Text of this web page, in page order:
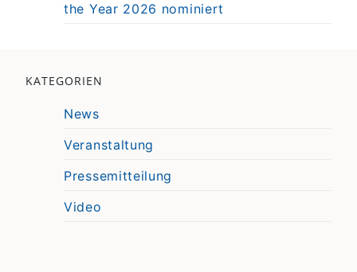
the Year 2026 nominiert
KATEGORIEN
News
Veranstaltung
Pressemitteilung
Video